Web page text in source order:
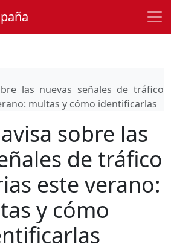
las nuevas señales de tráfico
multas y cómo identificarlas
sobre las
de tráfico
este verano:
y cómo